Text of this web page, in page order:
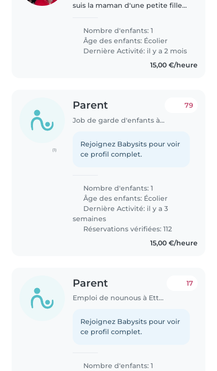
suis la maman d'une petite fille
âgée de 9 ans. Nous recherchons
une baby-sitter de confiance qui
pourrait nous aider..
Nombre d'enfants: 1
Âge des enfants: Écolier
Dernière Activité: il y a 2 mois
15,00 €/heure
(1)
Parent
Job de garde d'enfants à Ettelbruck
79
Rejoignez Babysits pour voir
ce profil complet.
Nombre d'enfants: 1
Âge des enfants: Écolier
Dernière Activité: il y a 3
semaines
Réservations vérifiées: 112
15,00 €/heure
Parent
Emploi de nounous à Ettelbruck
17
Rejoignez Babysits pour voir
ce profil complet.
Nombre d'enfants: 1